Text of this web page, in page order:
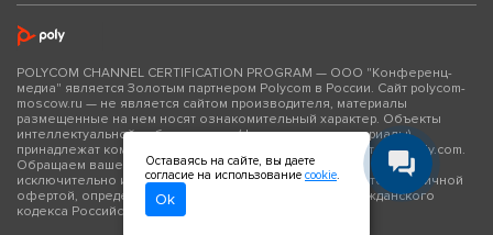
POLYCOM CHANNEL CERTIFICATION PROGRAM — ООО "Конференц-
медиа" является Золотым партнером Polycom в России. Сайт polycom-
moscow.ru — не является сайтом производителя, материалы
размещенные на нем носят ознакомительный характер. Объекты
интеллектуальной собственности (фото- и видео материалы)
принадлежат компании Polycom Inc., официальный сайт www.poly.com.
Обращаем ваше внимание на то, что данный сайт носит
исключительно информационный характер и не является публичной
офертой, определяемой положениями Статьи 437 Гражданского
кодекса Российской Федерации.
Оставаясь на сайте, вы даете
согласие на использование cookie.
Ok